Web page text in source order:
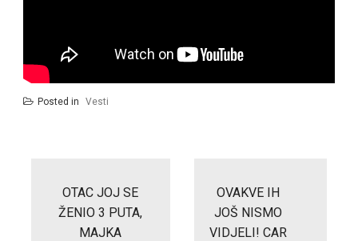
Posted in Vesti
OTAC JOJ SE
ŽENIO 3 PUTA,
MAJKA
OVAKVE IH
JOŠ NISMO
VIDJELI! CAR